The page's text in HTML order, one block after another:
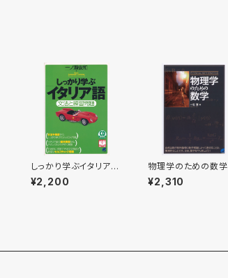
しっかり学ぶイタリア
語 CD BOOK
¥2,200
物理学のための数学
¥2,310